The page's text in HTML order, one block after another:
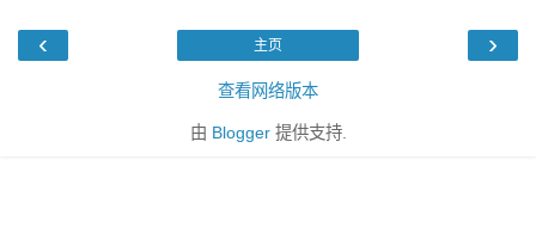
‹ ›
主页
查看网络版本
由 Blogger提供支持.